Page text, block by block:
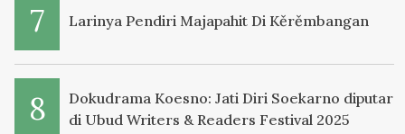
Larinya Pendiri Majapahit Di Kěrěmbangan
Dokudrama Koesno: Jati Diri Soekarno diputar
di Ubud Writers & Readers Festival 2025